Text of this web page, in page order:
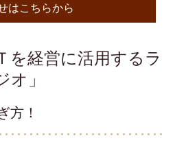
はこちらから
を経営に活用するラ
オ」
方！